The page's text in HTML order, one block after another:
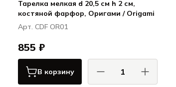
Тарелка мелкая d 20,5 см h 2 см,
костяной фарфор, Оригами / Origami
Арт. CDF OR01
855 ₽
В корзину